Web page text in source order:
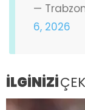
—
6, 2026
İLGİNİZİ